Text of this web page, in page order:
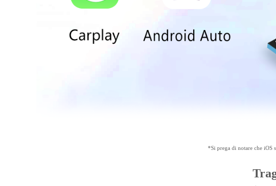
Supporto per iOS e Android* , consentendo di visualizzare le funzioni del telefono